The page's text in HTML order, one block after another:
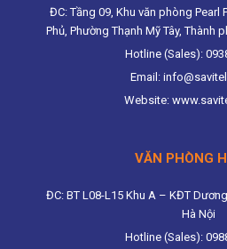
ĐC: Tầng 09, Khu văn phòng Pearl
Phủ, Phường Thạnh Mỹ Tây, Thành
Hotline (Sales):
Email:
Website:
VĂN PHÒNG
ĐC: BT L08-L15 Khu A – KĐT
Hà Nội
Hotline (Sales):